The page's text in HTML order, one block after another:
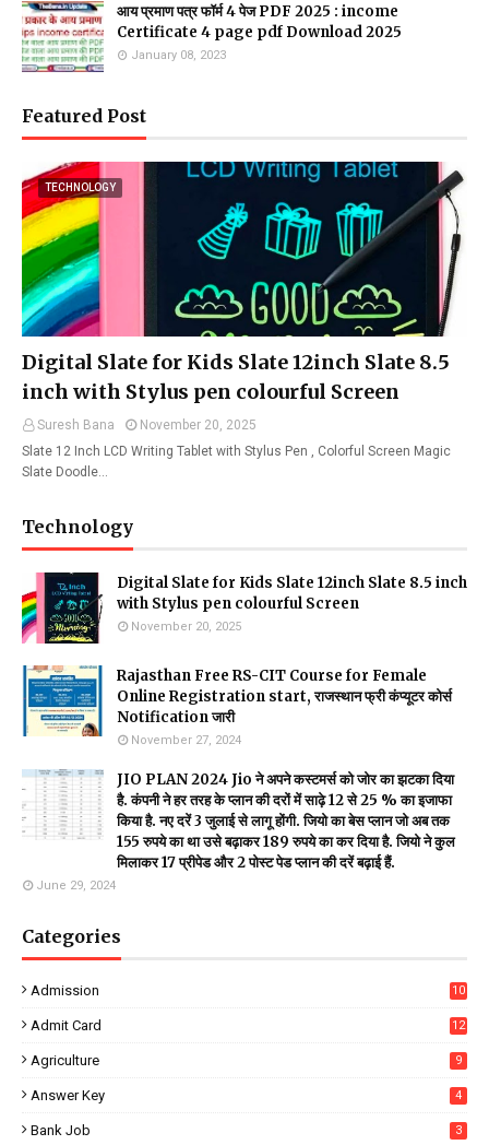
आय प्रमाण पत्र फॉर्म 4 पेज PDF 2025 : income
Certificate 4 page pdf Download 2025
January 08, 2023
Featured Post
TECHNOLOGY
Digital Slate for Kids Slate 12inch Slate 8.5
inch with Stylus pen colourful Screen
Suresh Bana
November 20, 2025
Slate 12 Inch LCD Writing Tablet with Stylus Pen , Colorful Screen Magic
Slate Doodle…
Technology
Digital Slate for Kids Slate 12inch Slate 8.5 inch
with Stylus pen colourful Screen
November 20, 2025
Rajasthan Free RS-CIT Course for Female
Online Registration start, राजस्थान फ्री कंप्यूटर कोर्स
Notification जारी
November 27, 2024
JIO PLAN 2024 Jio ने अपने कस्टमर्स को जोर का झटका दिया
है. कंपनी ने हर तरह के प्लान की दरों में साढ़े 12 से 25 % का इजाफा
किया है. नए दरें 3 जुलाई से लागू होंगी. जियो का बेस प्लान जो अब तक
155 रुपये का था उसे बढ़ाकर 189 रुपये का कर दिया है. जियो ने कुल
मिलाकर 17 प्रीपेड और 2 पोस्ट पेड प्लान की दरें बढ़ाई हैं.
June 29, 2024
Categories
Admission 10
Admit Card 12
Agriculture 9
Answer Key 4
Bank Job 3